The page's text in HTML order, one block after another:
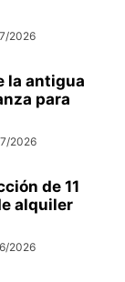
2026
la antigua
para
2026
de 11
alquiler
2026